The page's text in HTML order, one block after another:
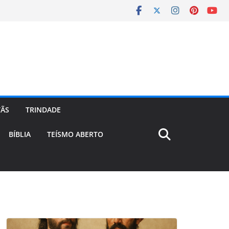
TRINDADE
BÍBLIA TEÍSMO ABERTO